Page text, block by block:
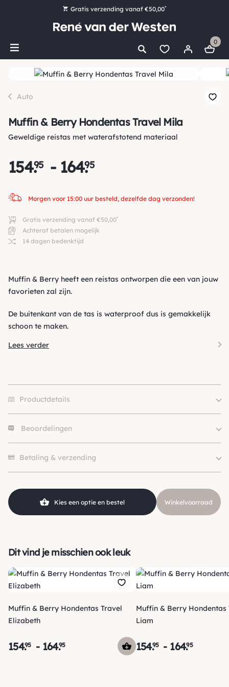
Gratis verzending vanaf €50,00*
Bestel nu, betaal later met Klarna
Ruim 16.000 artikelen op voorraad
0
Auto
Muffin & Berry Hondentas Travel Mila
Geweldige reistas met waterafstotend materiaal
154.
95 - 164.
95
Morgen voor 15:00 uur besteld, dezelfde dag verzonden!
Gratis verzending vanaf €50,00*
Achteraf betalen mogelijk
14 dagen bedenktijd
Muffin & Berry heeft een reistas ontworpen die een van jouw
favorieten zal zijn.
De buitenkant van de tas is waterproof dus is gemakkelijk
schoon te maken.
Lees verder
Productdetails
Merk
Size
M, L
Kleur
Beoordelingen
Betaling & verzending
Kies een optie en bestel Winkelvoorraad
Dit vind je misschien ook leuk
Muffin & Berry Hondentas Travel
Elizabeth
154.95 - 164.95
Muffin & Berry Hondentas
Liam
154.95 - 164.95